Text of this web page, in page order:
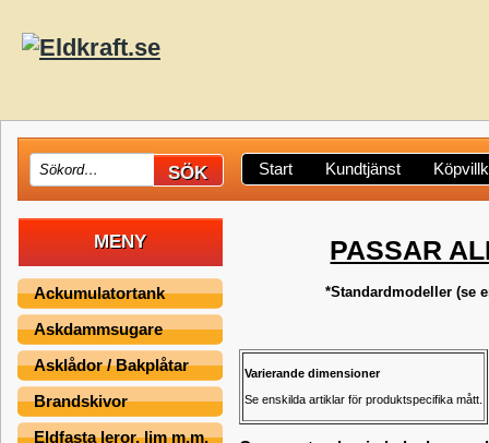
Start Kundtjänst
MENY
Ackumulatortank
Askdammsugare
Asklådor / Bakplåtar
Brandskivor
Eldfasta leror, lim m.m.
PASSAR
*Standardmodeller (se
Varierande dimensioner
Se enskilda artiklar för produktspecifika mått.